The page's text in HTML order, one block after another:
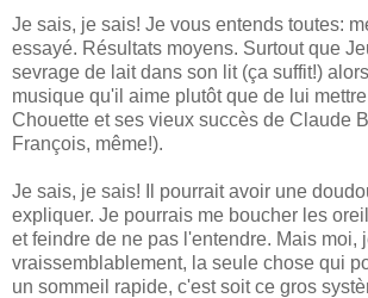
Je sais, je sais! Je vous entends toutes:
essayé. Résultats moyens. Surtout que
sevrage de lait dans son lit (ça suffit!)
musique qu'il aime plutôt que de lui
Chouette et ses vieux succès de Claude
François, même!).
Je sais, je sais! Il pourrait avoir une
expliquer. Je pourrais me boucher les
et feindre de ne pas l'entendre. Mais moi,
vraissemblablement, la seule chose qui
un sommeil rapide, c'est soit ce gros